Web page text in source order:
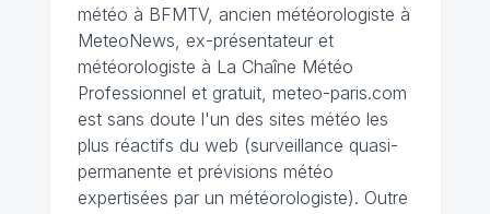
météo à BFMTV, ancien météorologiste à
MeteoNews, ex-présentateur et
météorologiste à La Chaîne Météo
Professionnel et gratuit, meteo-paris.com
est sans doute l'un des sites météo les
plus réactifs du web (surveillance quasi-
permanente et prévisions météo
expertisées par un météorologiste). Outre